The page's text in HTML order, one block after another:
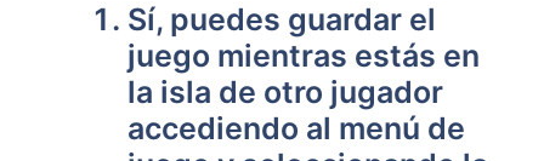
Sí, puedes guardar el
juego⁤ mientras estás en
la isla de ‌otro jugador
accediendo al‌ menú de